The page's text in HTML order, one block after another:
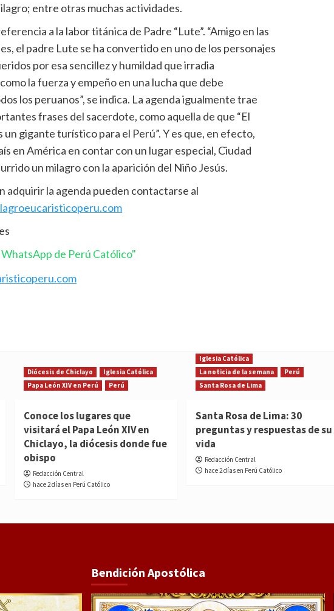
entre otras muchas actividades.
a la labor titánica de Padre “Lute”. “Amigo en las
el padre Lute se ha convertido en uno de los personajes
por esa sencillez y humildad que irradia
la fuerza y empeño en una lucha que debe
los peruanos”, se indica. La agenda igualmente trae
frases del sacerdote, como aquella de que “El
un gigante turístico para el Perú”. Y es que, en efecto,
en América en contar con un lugar especial, Ciudad
un milagro con la aparición del Niño Jesús.
adquirir la agenda pueden contactarse al
de Perú Católico"
Diócesis de Chiclayo
Iglesia Católica
Papa León XIV en Perú
Perú
Conoce los lugares que
visitará el Papa León XIV en
Chiclayo, la diócesis donde fue
obispo
Redacción Central
hace 2 días en Perú Católico
Iglesia Católica
La noticia de la semana
Perú
Santa Rosa de Lima
Santa Rosa de Lima: 30
preguntas y respuestas de su
vida
Redacción Central
hace 2 días en Perú Católico
Bendición Apostólica